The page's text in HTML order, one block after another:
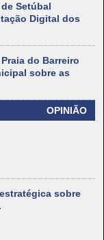
Setúbal
Digital dos
do Barreiro
sobre as
OPINIÃO
sobre